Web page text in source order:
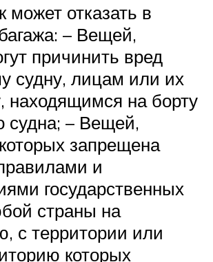
может отказать в
– Вещей,
причинить вред
судну, лицам или их
находящимся на борту
судна; – Вещей,
запрещена
и
государственных
страны на
с территории или
которых